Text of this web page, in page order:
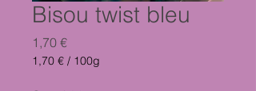
Bisou twist bleu
1,70 €Prix
1,70 € / 100g